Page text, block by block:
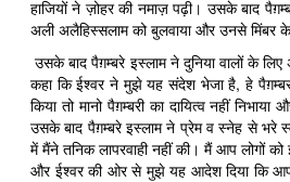
हाजियों ने ज़ोहर की नमाज़ पढ़ी। उसके बाद
अली अलैहिस्सलाम को बुलवाया और उनसे मिंबर
उसके बाद पैग़म्बरे इस्लाम ने दुनिया वालों के
कहा कि ईश्वर ने मुझे यह संदेश भेजा है, हे
किया तो मानो पैग़म्बरी का दायित्व नहीं
उसके बाद पैग़म्बरे इस्लाम ने प्रेम व स्नेह से भरे
में मैंने तनिक लापरवाही नहीं की। मैं आप लोगों
और ईश्वर की ओर से मुझे यह आदेश दिया कि आप